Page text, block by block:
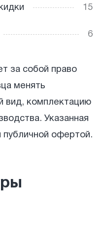
15
6
за собой право
менять
вид, комплектацию
Указанная
офертой.